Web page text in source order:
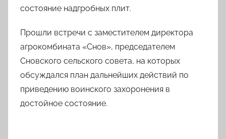
состояние надгробных плит.
Прошли встречи с заместителем директора
агрокомбината «Снов», председателем
Сновского сельского совета, на которых
обсуждался план дальнейших действий по
приведению воинского захоронения в
достойное состояние.